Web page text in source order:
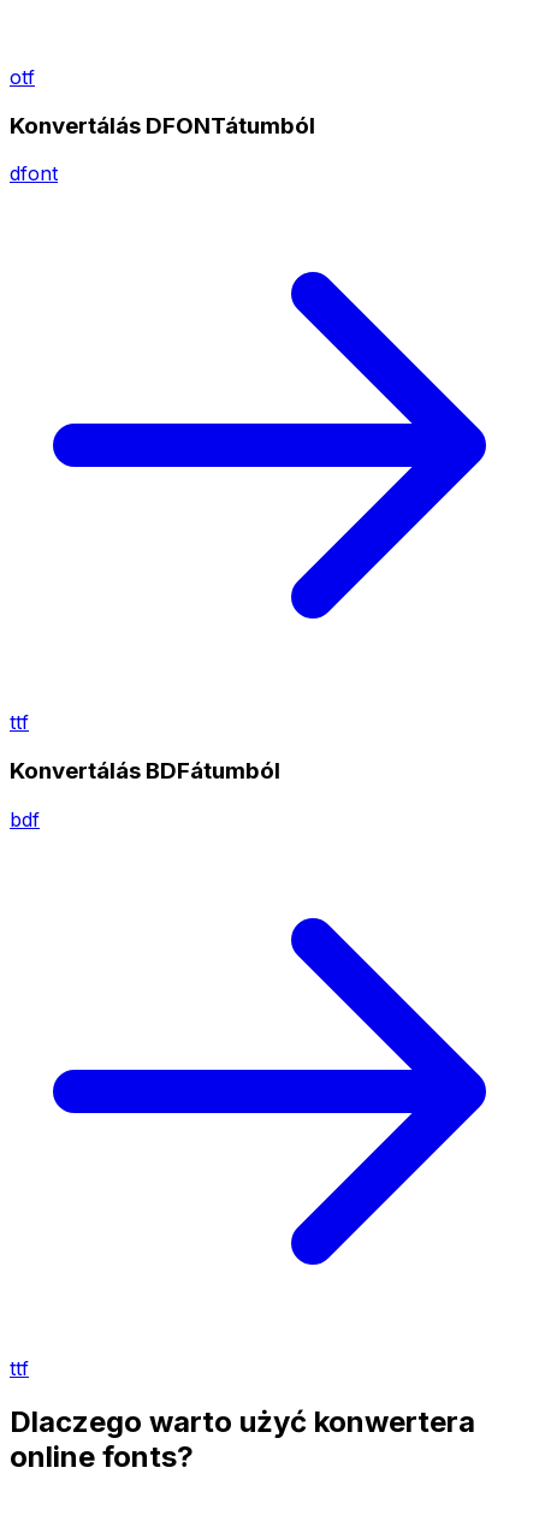
otf
Konvertálás DFONTátumból
dfont
ttf
Konvertálás BDFátumból
bdf
ttf
Dlaczego warto użyć konwertera
online fonts?